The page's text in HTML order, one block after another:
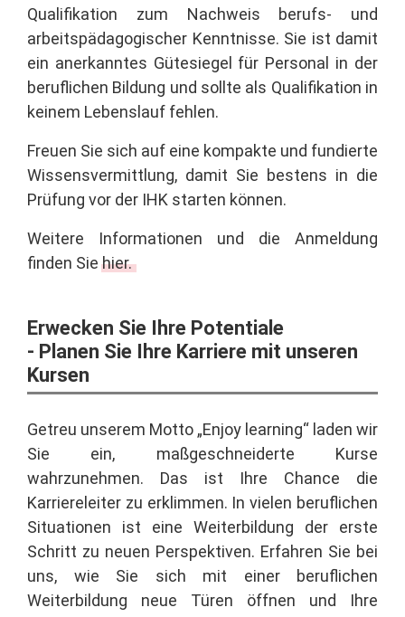
Qualifikation zum Nachweis berufs- und
arbeitspädagogischer Kenntnisse. Sie ist damit
ein anerkanntes Gütesiegel für Personal in der
beruflichen Bildung und sollte als Qualifikation in
keinem Lebenslauf fehlen.
Freuen Sie sich auf eine kompakte und fundierte
Wissensvermittlung, damit Sie bestens in die
Prüfung vor der IHK starten können.
Weitere Informationen und die Anmeldung
finden Siehier.
Erwecken Sie Ihre Potentiale
- Planen Sie Ihre Karriere mit unseren
Kursen
Getreu unserem Motto „Enjoy learning“ laden wir
Sie ein, maßgeschneiderte Kurse
wahrzunehmen. Das ist Ihre Chance die
Karriereleiter zu erklimmen. In vielen beruflichen
Situationen ist eine Weiterbildung der erste
Schritt zu neuen Perspektiven. Erfahren Sie bei
uns, wie Sie sich mit einer beruflichen
Weiterbildung neue Türen öffnen und Ihre